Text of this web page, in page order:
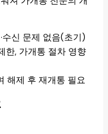
수신 문제 없음(초기)
한, 가개통 절차 영향
해제 후 재개통 필요